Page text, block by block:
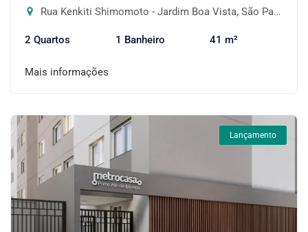
Rua Kenkiti Shimomoto - Jardim Boa Vista, São Paulo-SP
2 Quartos 1 Banheiro 41 m²
Mais informações
Lançamento